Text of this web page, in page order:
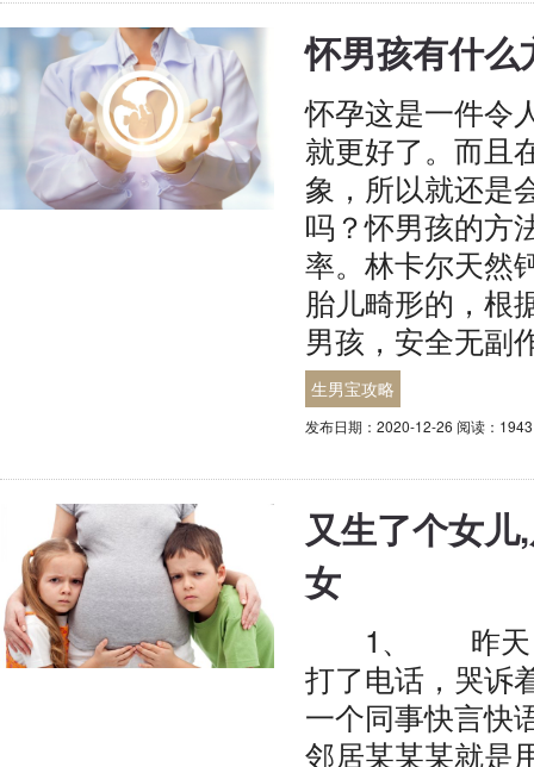
怀男孩有什么
怀孕这是一件令
就更好了。而且
象，所以就还是
吗？怀男孩的方
率。林卡尔天然
胎儿畸形的，根
男孩，安全无副
生男宝攻略
发布日期：2020-12-26 阅读：
又生了个女
女
1、 昨天，座
打了电话，哭
一个同事快言快
邻居某某某就